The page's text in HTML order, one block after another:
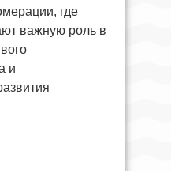
где
важную роль в
и